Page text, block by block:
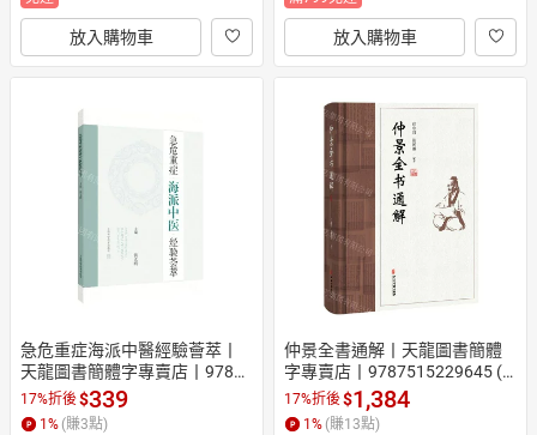
放入購物車 放入購物車
急危重症海派中醫經驗薈萃丨
天龍圖書簡體字專賣店丨97875
47875551 (tl2610)
17%折後$339
1 % (賺3點)
仲景全書通解丨天龍圖書簡體
字專賣店丨9787515229645 (tl
2601)
17%折後$1,384
1 % (賺13點)